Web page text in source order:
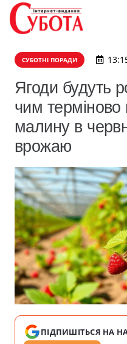
СУБОТНІ ПОРАДИ
Ягоди будуть
чим терміново
малину в
врожаю
ПІДПИШІТЬСЯ НА